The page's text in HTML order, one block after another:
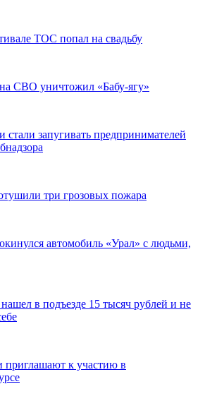
ТОС попал на свадьбу
СВО уничтожил «Бабу-ягу»
запугивать предпринимателей
три грозовых пожара
автомобиль «Урал» с людьми,
в подъезде 15 тысяч рублей и не
приглашают к участию в